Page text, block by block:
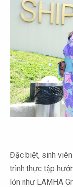
Đặc biệt, sinh
trình thực tập
lớn như LAMHA